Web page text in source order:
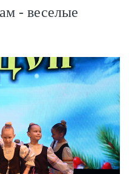
- веселые